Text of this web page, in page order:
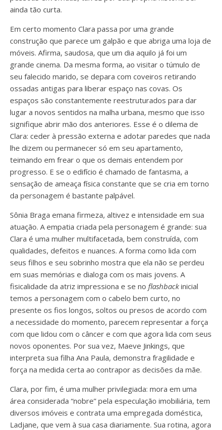
ainda tão curta.
Em certo momento Clara passa por uma grande
construção que parece um galpão e que abriga uma loja de
móveis. Afirma, saudosa, que um dia aquilo já foi um
grande cinema. Da mesma forma, ao visitar o túmulo de
seu falecido marido, se depara com coveiros retirando
ossadas antigas para liberar espaço nas covas. Os
espaços são constantemente reestruturados para dar
lugar a novos sentidos na malha urbana, mesmo que isso
signifique abrir mão dos anteriores. Esse é o dilema de
Clara: ceder à pressão externa e adotar paredes que nada
lhe dizem ou permanecer só em seu apartamento,
teimando em frear o que os demais entendem por
progresso. E se o edifício é chamado de fantasma, a
sensação de ameaça física constante que se cria em torno
da personagem é bastante palpável.
Sônia Braga emana firmeza, altivez e intensidade em sua
atuação. A empatia criada pela personagem é grande: sua
Clara é uma mulher multifacetada, bem construída, com
qualidades, defeitos e nuances. A forma como lida com
seus filhos e seu sobrinho mostra que ela não se perdeu
em suas memórias e dialoga com os mais jovens. A
fisicalidade da atriz impressiona e se no flashbackinicial
temos a personagem com o cabelo bem curto, no
presente os fios longos, soltos ou presos de acordo com
a necessidade do momento, parecem representar a força
com que lidou com o câncer e com que agora lida com seus
novos oponentes. Por sua vez, Maeve Jinkings, que
interpreta sua filha Ana Paula, demonstra fragilidade e
força na medida certa ao contrapor as decisões da mãe.
Clara, por fim, é uma mulher privilegiada: mora em uma
área considerada “nobre” pela especulação imobiliária, tem
diversos imóveis e contrata uma empregada doméstica,
Ladjane, que vem à sua casa diariamente. Sua rotina, agora